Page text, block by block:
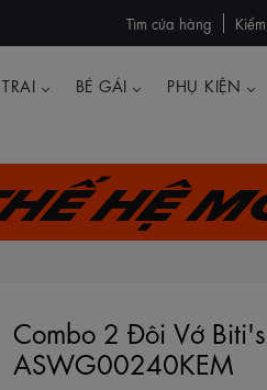
Tìm cửa hàng
BÉ GÁI PHỤ KIỆN
hệ
Combo 2 Đôi Vớ
ASWG00240KEM